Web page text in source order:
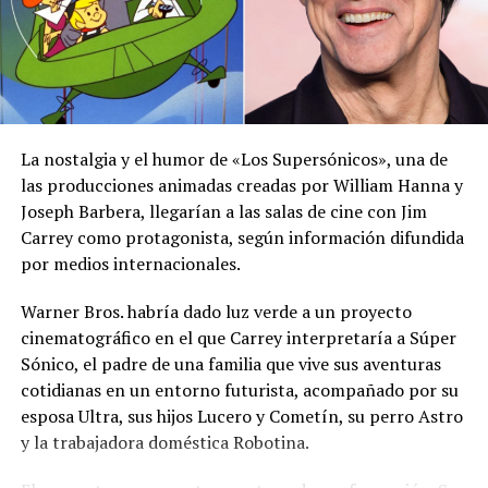
por lo que pidió a la población mantenerse atenta a la
información oficial sobre las condiciones
meteorológicas.
Las autoridades reiteraron el llamado a consultar los
canales oficiales del MARN y adoptar las medidas de
prevención necesarias para reducir los efectos de este
fenómeno atmosférico, especialmente entre las
personas con mayor riesgo de complicaciones de salud.
Facebook
Me gusta esto:
La nostalgia y el humor de «Los Supersónicos», una de
las producciones animadas creadas por William Hanna y
Joseph Barbera, llegarían a las salas de cine con Jim
Carrey como protagonista, según información difundida
por medios internacionales.
Warner Bros. habría dado luz verde a un proyecto
cinematográfico en el que Carrey interpretaría a Súper
Sónico, el padre de una familia que vive sus aventuras
cotidianas en un entorno futurista, acompañado por su
esposa Ultra, sus hijos Lucero y Cometín, su perro Astro
y la trabajadora doméstica Robotina.